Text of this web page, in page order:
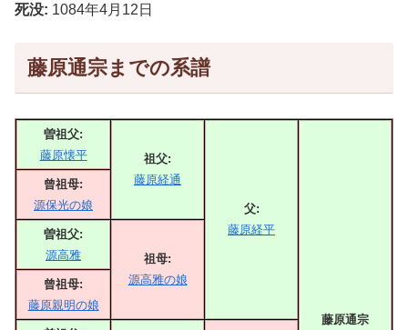
死没: 1084年4月12日
藤原通宗までの系譜
曽祖父:
藤原懐平
祖父:
藤原経通
父:
藤原経平
藤原通宗
曾祖母:
源保光の娘
曽祖父:
源高雅
祖母:
源高雅の娘
曾祖母:
藤原親明の娘